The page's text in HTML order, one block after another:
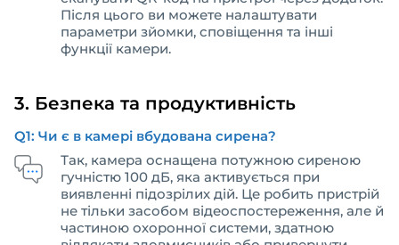
Після цього ви можете налаштувати
параметри зйомки, сповіщення та інші
функції камери.
3. Безпека та продуктивність
Q1: Чи є в камері вбудована сирена?
Так, камера оснащена потужною сиреною
гучністю 100 дБ, яка активується при
виявленні підозрілих дій. Це робить пристрій
не тільки засобом відеоспостереження, але й
частиною охоронної системи, здатною